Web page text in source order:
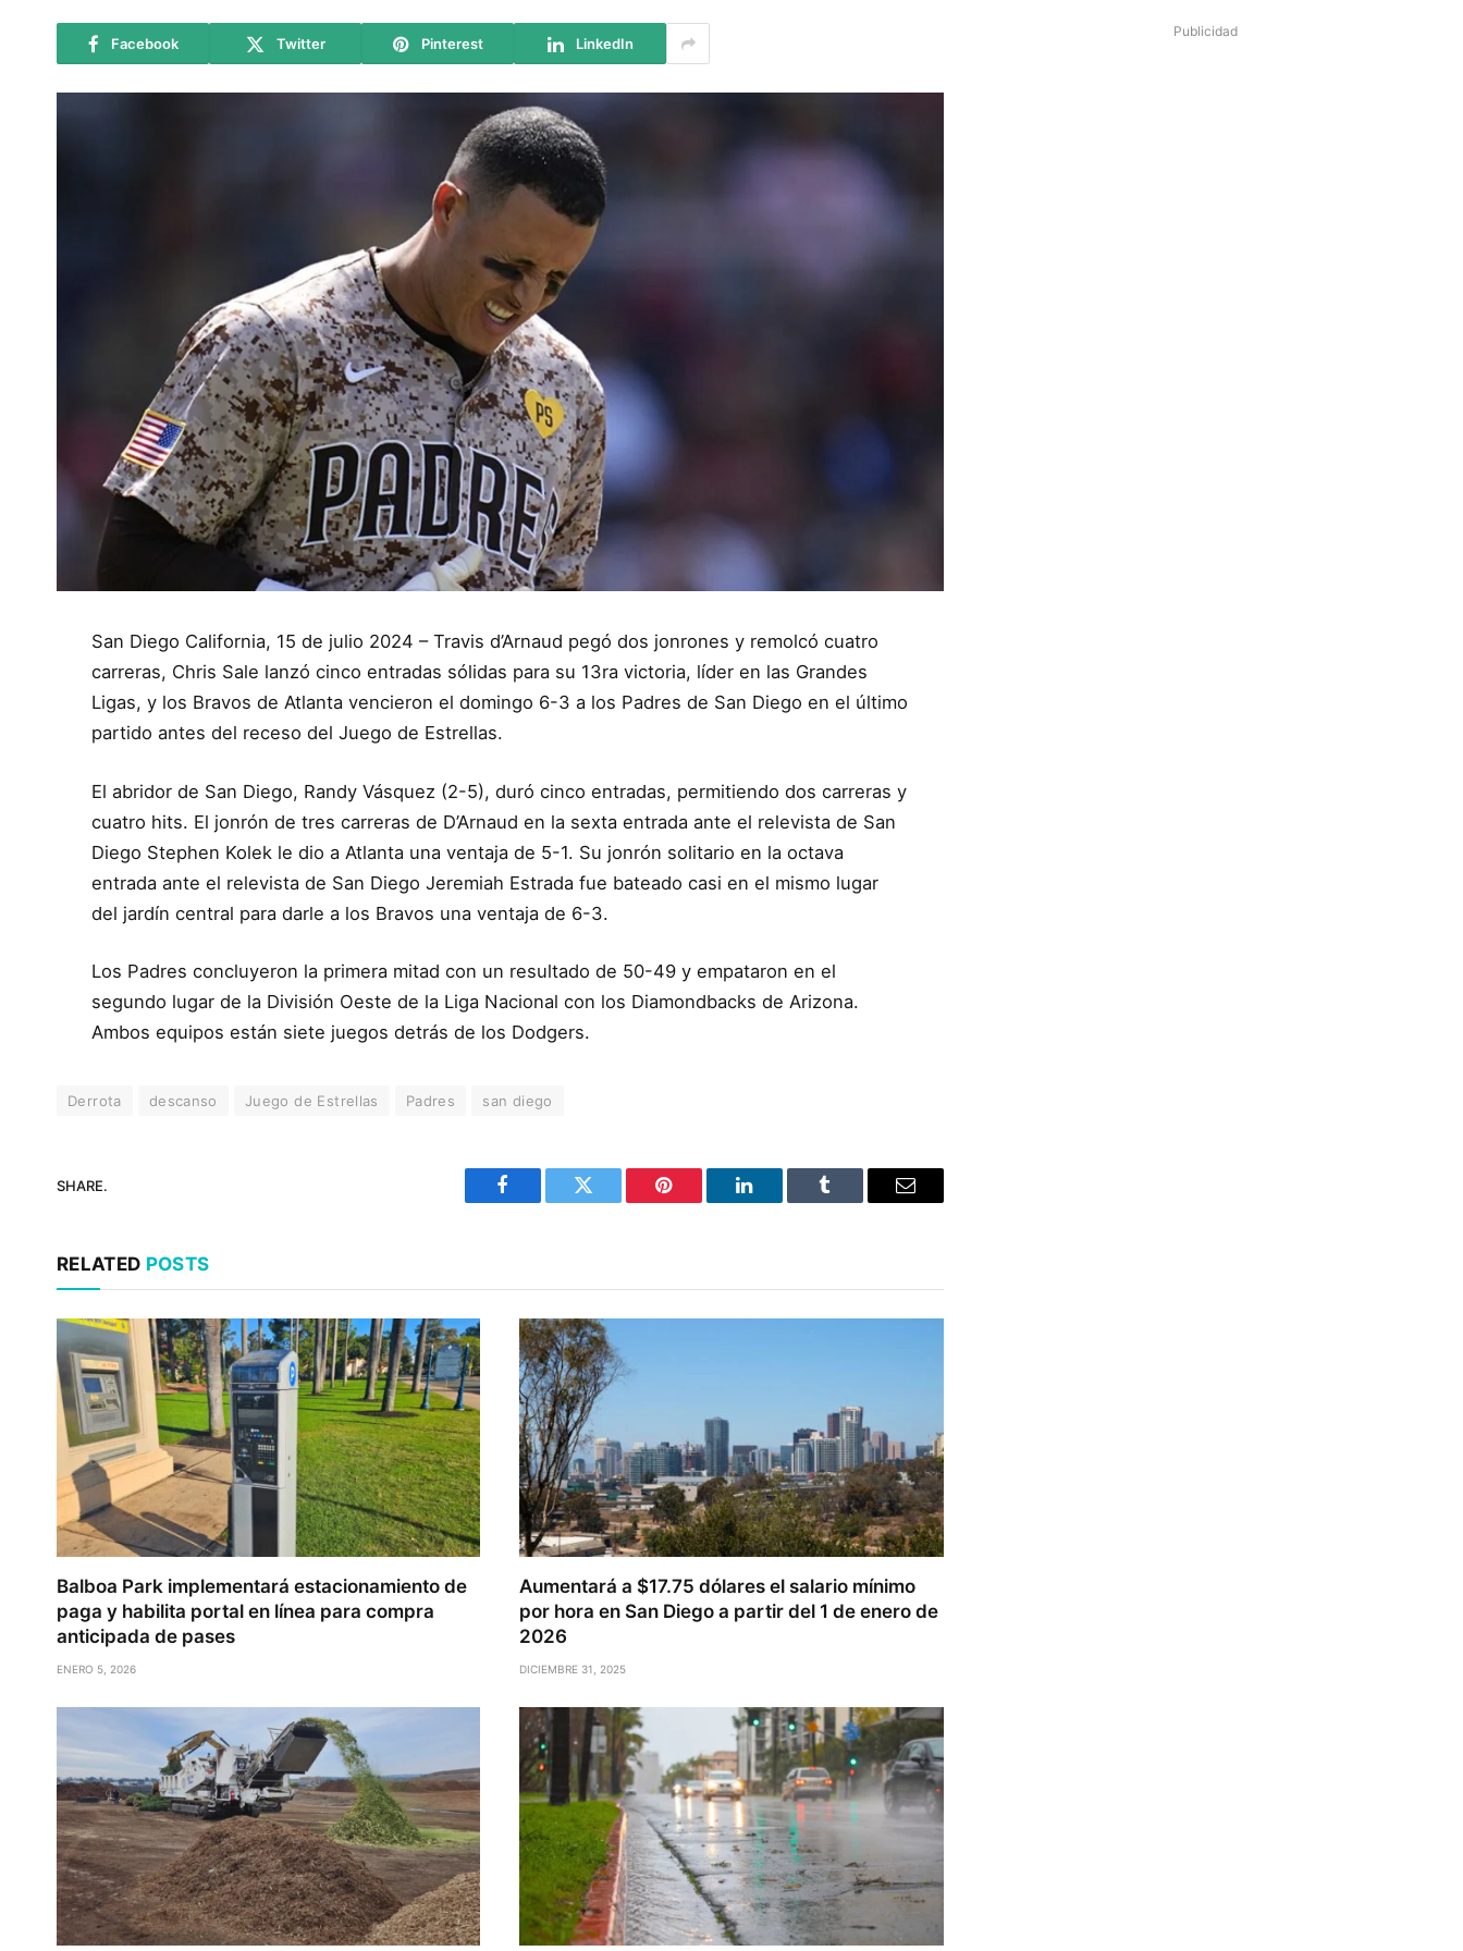
Facebook Twitter Pinterest LinkedIn
San Diego California, 15 de julio 2024 – Travis d’Arnaud pegó dos jonrones y remolcó cuatro
carreras, Chris Sale lanzó cinco entradas sólidas para su 13ra victoria, líder en las Grandes
Ligas, y los Bravos de Atlanta vencieron el domingo 6-3 a los Padres de San Diego en el último
partido antes del receso del Juego de Estrellas.
El abridor de San Diego, Randy Vásquez (2-5), duró cinco entradas, permitiendo dos carreras y
cuatro hits. El jonrón de tres carreras de D’Arnaud en la sexta entrada ante el relevista de San
Diego Stephen Kolek le dio a Atlanta una ventaja de 5-1. Su jonrón solitario en la octava
entrada ante el relevista de San Diego Jeremiah Estrada fue bateado casi en el mismo lugar
del jardín central para darle a los Bravos una ventaja de 6-3.
Los Padres concluyeron la primera mitad con un resultado de 50-49 y empataron en el
segundo lugar de la División Oeste de la Liga Nacional con los Diamondbacks de Arizona.
Ambos equipos están siete juegos detrás de los Dodgers.
Derrota descanso Juego de Estrellas Padres san diego
SHARE.
Facebook Twitter Pinterest LinkedIn Tumblr Email
RELATED POSTS
Balboa Park implementará estacionamiento de
paga y habilita portal en línea para compra
anticipada de pases
ENERO 5, 2026
Aumentará a $17.75 dólares el salario mínimo
por hora en San Diego a partir del 1 de enero de
2026
DICIEMBRE 31, 2025
Publicidad